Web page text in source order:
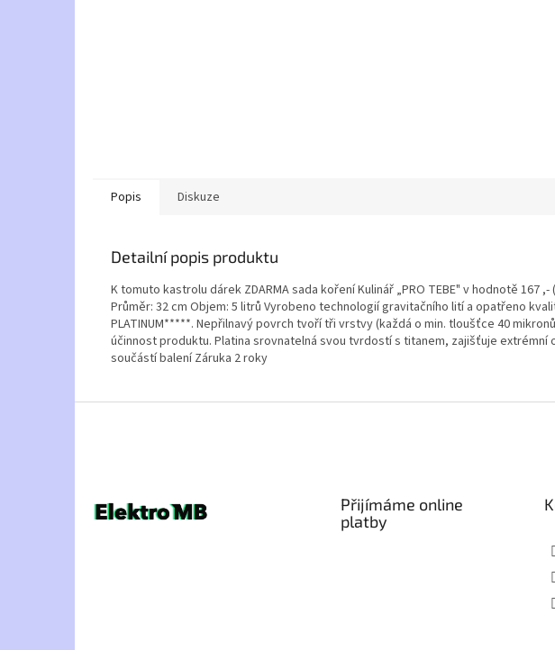
Popis Diskuze
Detailní popis produktu
K tomuto kastrolu dárek ZDARMA sada koření Kulinář „PRO TEBE" v hodnotě 167
Průměr: 32 cm Objem: 5 litrů Vyrobeno technologií gravitačního lití a opatřeno
PLATINUM*****. Nepřilnavý povrch tvoří tři vrstvy (každá o min. tloušťce 40
účinnost produktu. Platina srovnatelná svou tvrdostí s titanem, zajišťuje extrémní
součástí balení Záruka 2 roky
Přijímáme online
platby